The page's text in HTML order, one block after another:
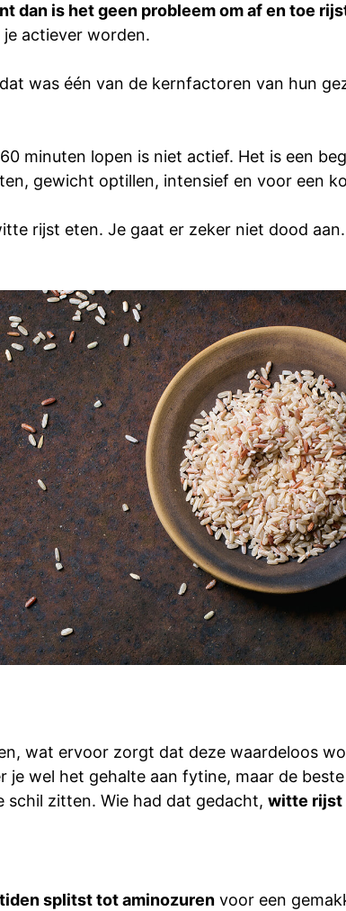
dan is het geen probleem om af en toe
actiever worden.
was één van de kernfactoren van hun
minuten lopen is niet actief. Het is een
gewicht optillen, intensief en voor een
rijst eten. Je gaat er zeker niet dood
wat ervoor zorgt dat deze waardeloos
wel het gehalte aan fytine, maar de
zitten. Wie had dat gedacht, witte rijst
splitst tot aminozuren voor een